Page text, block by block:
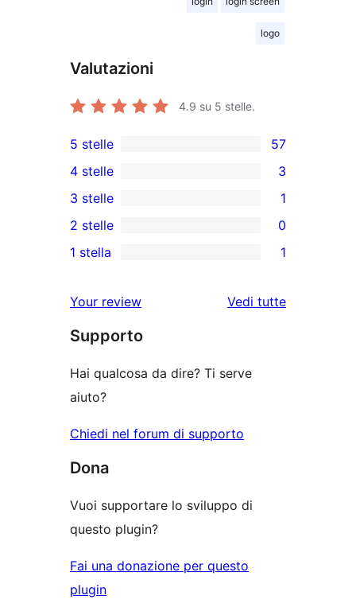
logo
Valutazioni
4.9 su 5 stelle.
57
recensioni
a
5-
stelle
5 stelle 57
recensioni
a
4-
4 stelle 3
1
3-
recensioni
stelle
3 stelle 1
recensioni
2-
stelle
2 stelle 0
recensioni
a
1 stella 1
Your review Vedi tuttele
Supporto
Hai qualcosa da dire? Ti serve
aiuto?
Chiedi nel forum di supporto
Dona
Vuoi supportare lo sviluppo di
questo plugin?
Fai una donazione per questo
plugin